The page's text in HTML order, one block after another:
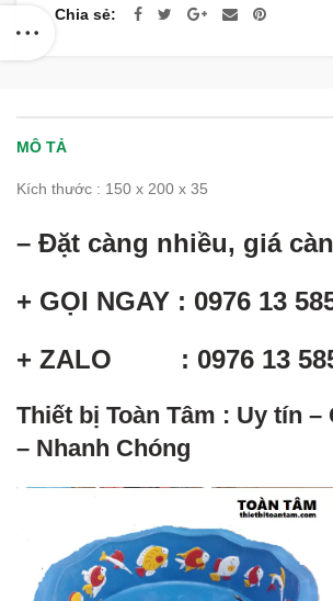
Chia sẻ
MÔ TẢ
Kích thước : 150 x 200 x 35
– Đặt càng nhiều, giá
+ GỌI NGAY : 0976 13
+ ZALO : 0976 13
Thiết bị Toàn Tâm : Uy tín
– Nhanh Chóng